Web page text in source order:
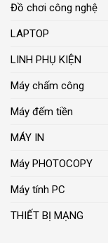
Đồ chơi công nghệ
LAPTOP
LINH PHỤ KIỆN
Máy chấm công
Máy đếm tiền
MÁY IN
Máy PHOTOCOPY
Máy tính PC
THIẾT BỊ MẠNG